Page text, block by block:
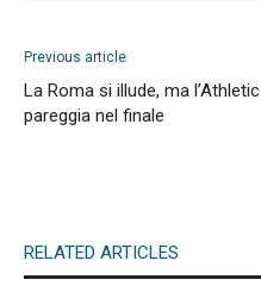
Previous article
La Roma si illude, ma l’Athletic
pareggia nel finale
RELATED ARTICLES